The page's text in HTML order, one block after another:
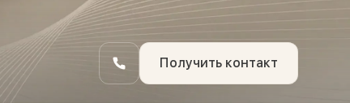
Получить контакт